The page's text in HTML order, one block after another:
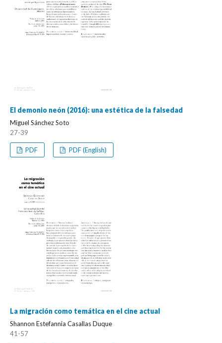
El demonio neón (2016): una estética de la falsedad
Miguel Sánchez Soto
27-39
PDF PDF (English)
La migración como temática en el cine actual
Shannon Estefannia Casallas Duque
41-57